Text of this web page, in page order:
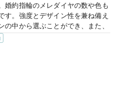
婚約指輪のメレダイヤの数や色も
す。強度とデザイン性を兼ね備え
中から選ぶことができ、また、
の違うカットのダイヤを選ぶこ
年使い続けやすい強い指輪を探
エーションが豊富で、両方兼ね
購入できました。また、普通のプ